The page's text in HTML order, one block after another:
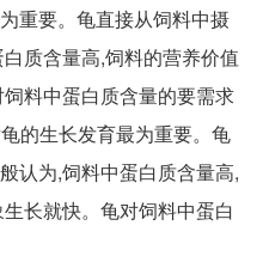
重要。龟直接从饲料中摄
质含量高,饲料的营养价值
料中蛋白质含量的要需求
的生长发育最为重要。龟
认为,饲料中蛋白质含量高,
长就快。龟对饲料中蛋白